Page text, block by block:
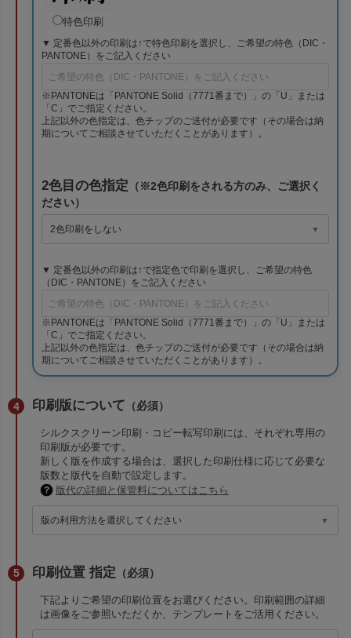
特色印刷
▼ 定番色以外の印刷は↑で特色印刷を選択し、ご希望の特色（DIC・
PANTONE）をご記入ください
※PANTONEは「PANTONE Solid（7771番まで）」の「U」または
「C」でご指定ください。
上記以外の色指定は、色チップのご送付が必要です（その場合は納
期についてご相談させていただくことがあります）。
2色目の色指定 （※2色印刷をされる方のみ、ご選択く
ださい）
▼ 定番色以外の印刷は↑で指定色で印刷を選択し、ご希望の特色
（DIC・PANTONE）をご記入ください
※PANTONEは「PANTONE Solid（7771番まで）」の「U」または
「C」でご指定ください。
上記以外の色指定は、色チップのご送付が必要です（その場合は納
期についてご相談させていただくことがあります）。
印刷版について （必須）
シルクスクリーン印刷・コピー転写印刷には、それぞれ専用の
印刷版が必要です。
新しく版を作成する場合は、選択した印刷仕様に応じて必要な
版数と版代を自動で設定します。
版代の詳細と保管料についてはこちら
印刷位置 指定 （必須）
下記よりご希望の印刷位置をお選びください。印刷範囲の詳細
は画像をご参照いただくか、テンプレートをご活用ください。